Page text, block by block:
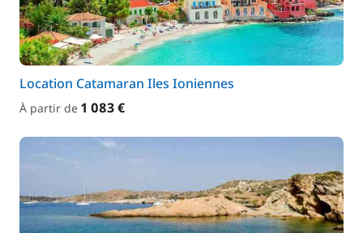
Location Catamaran Iles Ioniennes
À partir de 1 083 €